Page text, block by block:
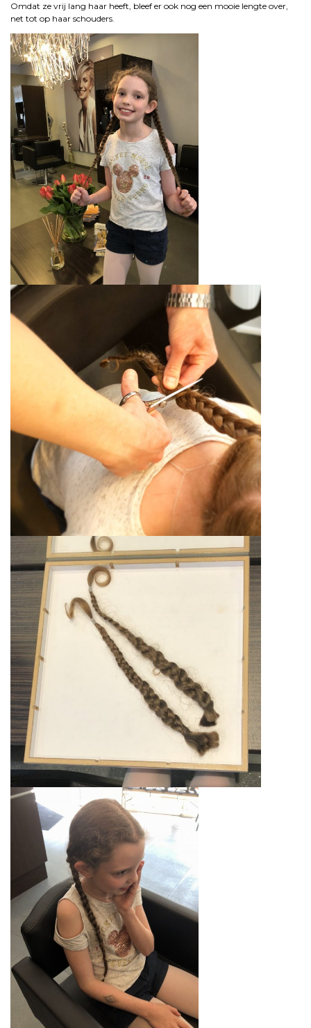
Omdat ze vrij lang haar heeft, bleef er ook nog een mooie lengte over,
net tot op haar schouders.